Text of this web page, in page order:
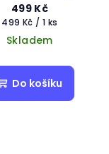
499 Kč
Měrná
cena:
499 Kč / 1 ks
Skladem
Do košíku